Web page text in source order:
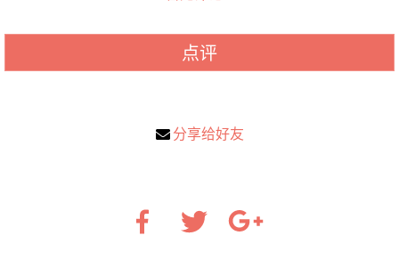
点评
分享给好友